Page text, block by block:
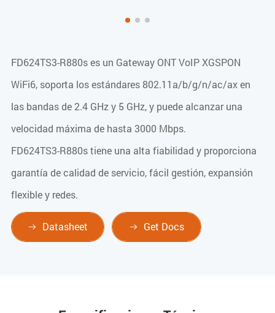
FD624TS3-R880s es un Gateway ONT VoIP XGSPON
WiFi6, soporta los estándares 802.11a/b/g/n/ac/ax en
las bandas de 2.4 GHz y 5 GHz, y puede alcanzar una
velocidad máxima de hasta 3000 Mbps.
FD624TS3-R880s tiene una alta fiabilidad y proporciona
garantía de calidad de servicio, fácil gestión, expansión
flexible y redes.
 Datasheet  Get Docs